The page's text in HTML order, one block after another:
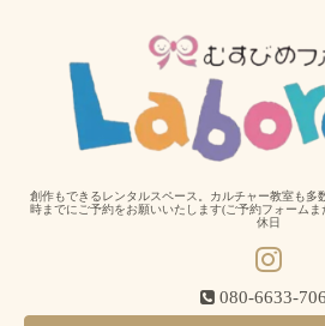
創作もできるレンタルスペース。カルチャー教室も多
時までにご予約をお願いいたします(ご予約フォーム
休日
080-6633-